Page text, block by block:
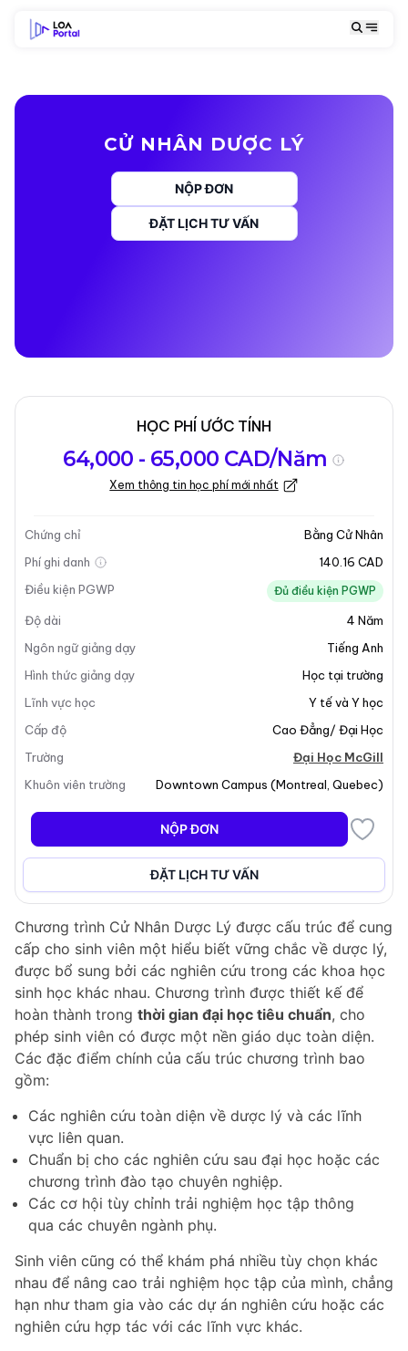
CỬ NHÂN DƯỢC LÝ
NỘP ĐƠN
ĐẶT LỊCH TƯ VẤN
chương trình
Học
Kỳ nhập học
Cập nhật lần cuối vào 05-01-2026
Tổng quan về chương trình
Tổng Quan Chương Trình
Chương trình
tại Đại Học McGill
cung cấp một nền tảng toàn diện về dược lý và các
lĩnh vực liên quan. Chương trình này được thiết kế để
chuẩn bị cho sinh viên cho các nghiên cứu nâng cao
trong khoa học sinh học hoặc khoa học môi trường,
cũng như các chương trình chuyên nghiệp như y học,
nha khoa, điều dưỡng và khoa học thú y. Dược lý là
một lĩnh vực đa ngành tập trung vào việc hiểu các
thành một lĩnh vực nghiên cứu thiết yếu trong khoa
học sinh học.
Cấu Trúc Chương Trình
Chương trình Cử Nhân Dược Lý được cấu trúc để cung
cấp cho sinh viên một hiểu biết vững chắc về dược lý,
được bổ sung bởi các nghiên cứu trong các khoa học
sinh học khác nhau. Chương trình được thiết kế để
hoàn thành trong thời gian đại học tiêu chuẩn, cho
phép sinh viên có được một nền giáo dục toàn diện.
Các đặc điểm chính của cấu trúc chương trình bao
gồm:
Các nghiên cứu toàn diện về dược lý và các lĩnh
vực liên quan.
Chuẩn bị cho các nghiên cứu sau đại học hoặc các
chương trình đào tạo chuyên nghiệp.
Các cơ hội tùy chỉnh trải nghiệm học tập thông
qua các chuyên ngành phụ.
Sinh viên cũng có thể khám phá nhiều tùy chọn khác
nhau để nâng cao trải nghiệm học tập của mình, chẳng
hạn như tham gia vào các dự án nghiên cứu hoặc các
nghiên cứu hợp tác với các lĩnh vực khác.
HỌC PHÍ ƯỚC TÍNH
64,000 - 65,000 CAD/Năm
Xem thông tin học phí mới nhất
Chứng chỉ
Bằng Cử Nhân
Phí ghi danh
140.16 CAD
Điều kiện PGWP
Đủ điều kiện PGWP
Độ dài 4 Năm
Ngôn ngữ giảng dạy
Tiếng Anh
Hình thức giảng dạy
Học tại trường
Lĩnh vực học
Y tế và Y học
Cấp độ
Cao Đẳng/ Đại Học
Trường
Đại Học McGill
Khuôn viên trường
Downtown Campus (Montreal Quebec)
NỘP ĐƠN
ĐẶT LỊCH TƯ VẤN